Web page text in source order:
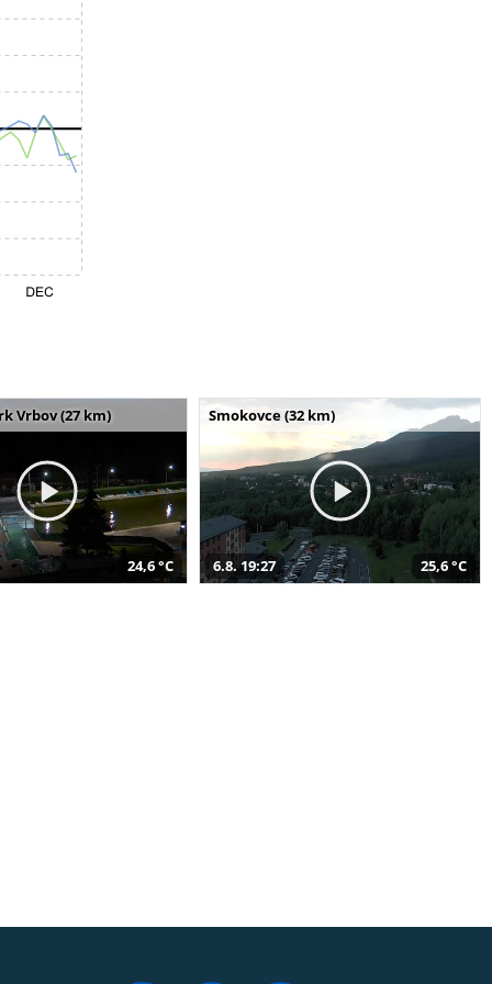
Vrbov (27 km)
24,6 °C
Smokovce (32 km)
6.8. 19:27 25,6 °C